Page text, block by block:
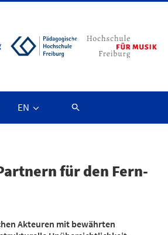
EN
für den Fern-
Akteuren mit bewährten